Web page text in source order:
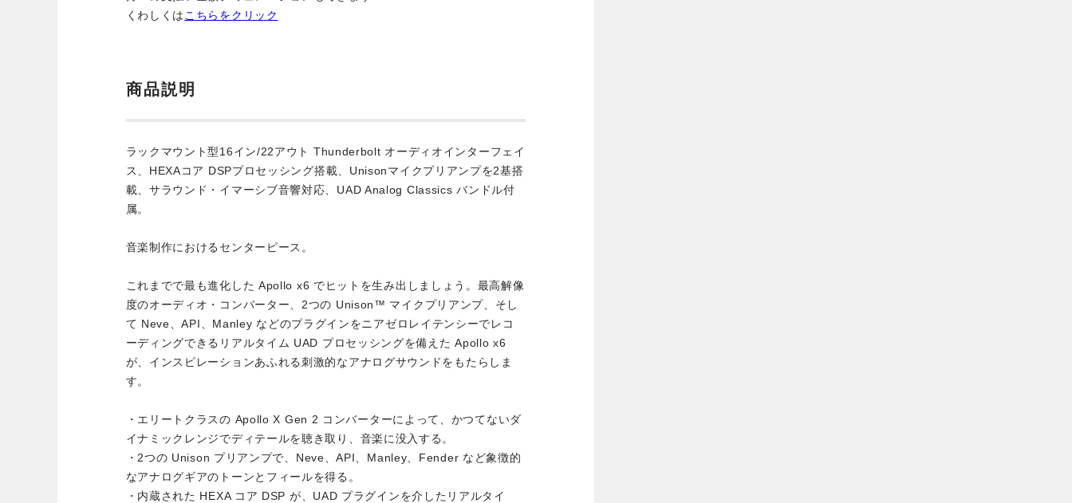
くわしくは こちらをクリック
商品説明
ラックマウント型16イン/22アウト Thunderbolt オーディオインターフェイ
ス、HEXAコア DSPプロセッシング搭載、Unisonマイクプリアンプを2基搭
載、サラウンド・イマーシブ音響対応、UAD Analog Classics バンドル付
属。
音楽制作におけるセンターピース。
これまでで最も進化した Apollo x6 でヒットを生み出しましょう。最高解像
度のオーディオ・コンバーター、2つの Unison™ マイクプリアンプ、そし
て Neve、API、Manley などのプラグインをニアゼロレイテンシーでレコ
ーディングできるリアルタイム UAD プロセッシングを備えた Apollo x6
が、インスピレーションあふれる刺激的なアナログサウンドをもたらしま
す。
・エリートクラスの Apollo X Gen 2 コンバーターによって、かつてないダ
イナミックレンジでディテールを聴き取り、音楽に没入する。
・2つの Unison プリアンプで、Neve、API、Manley、Fender など象徴的
なアナログギアのトーンとフィールを得る。
・内蔵された HEXA コア DSP が、UAD プラグインを介したリアルタイ